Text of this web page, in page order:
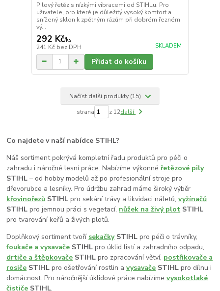
Pilový řetěz s nízkými vibracemi od STIHLu. Pro
uživatele, pro které je důležitý vysoký komfort a
snížený sklon k zpětným rázům při dobrém řezném
vý...
292 Kč/ks
241 Kč bez DPH SKLADEM
Přidat do košíku
Načíst další produkty (15)
strana z 12další
Co najdete v naší nabídce STIHL?
Náš sortiment pokrývá kompletní řadu produktů pro péči o
zahradu i náročné lesní práce. Nabízíme výkonné řetězové pily
STIHL – od hobby modelů až po profesionální stroje pro
dřevorubce a lesníky. Pro údržbu zahrad máme široký výběr
křovinořezů STIHL pro sekání trávy a likvidaci náletů,vyžínačů
STIHL pro jemnou práci s vegetací, nůžek na živý plot STIHL
pro tvarování keřů a živých plotů.
Doplňkový sortiment tvoří sekačkySTIHL pro péči o trávníky,
foukače a vysavače STIHL pro úklid listí a zahradního odpadu,
drtiče a štěpkovače STIHL pro zpracování větví, postřikovače a
rosiče STIHL pro ošetřování rostlin avysavače STIHL pro dílnu i
domácnost. Pro náročnější úklidové práce nabízímevysokotlaké
čističe STIHL.